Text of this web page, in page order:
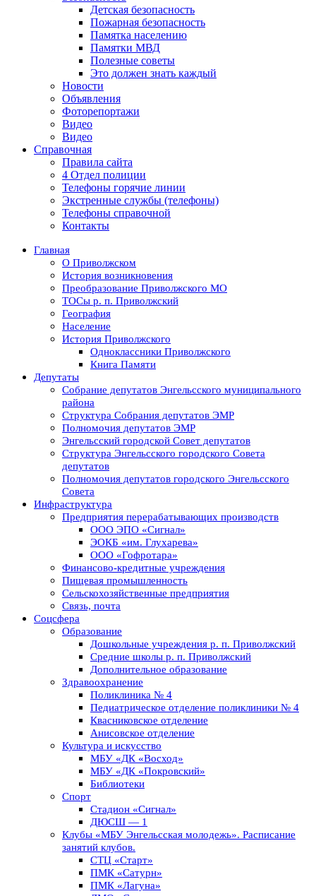
Детская безопасность
Пожарная безопасность
Памятка населению
Памятки МВД
Полезные советы
Это должен знать каждый
Новости
Объявления
Фоторепортажи
Видео
Видео
Справочная
Правила сайта
4 Отдел полиции
Телефоны горячие линии
Экстренные службы (телефоны)
Телефоны справочной
Контакты
Главная
О Приволжском
История возникновения
Преобразование Приволжского МО
ТОСы р. п. Приволжский
География
Население
История Приволжского
Одноклассники Приволжского
Книга Памяти
Депутаты
Собрание депутатов Энгельсского муниципального
района
Структура Собрания депутатов ЭМР
Полномочия депутатов ЭМР
Энгельсский городской Совет депутатов
Структура Энгельсского городского Совета
депутатов
Полномочия депутатов городского Энгельсского
Совета
Инфраструктура
Предприятия перерабатывающих производств
ООО ЭПО «Сигнал»
ЭОКБ «им. Глухарева»
ООО «Гофротара»
Финансово-кредитные учреждения
Пищевая промышленность
Сельскохозяйственные предприятия
Связь, почта
Соцсфера
Образование
Дошкольные учреждения р. п. Приволжский
Средние школы р. п. Приволжский
Дополнительное образование
Здравоохранение
Поликлиника № 4
Педиатрическое отделение поликлиники № 4
Квасниковское отделение
Анисовское отделение
Культура и искусство
МБУ «ДК «Восход»
МБУ «ДК «Покровский»
Библиотеки
Спорт
Стадион «Сигнал»
ДЮСШ — 1
Клубы «МБУ Энгельсская молодежь». Расписание
занятий клубов.
СТЦ «Старт»
ПМК «Сатурн»
ПМК «Лагуна»